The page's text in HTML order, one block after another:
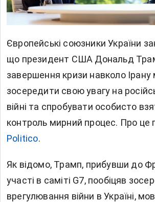
Європейські союзники України
що президент США Дональд
завершення кризи навколо
зосередити свою увагу на
війні та спробувати особисто
контроль мирний процес. Про це
Politico.
Як відомо, Трамп, прибувши до
участі в саміті G7, пообіцяв
врегулювання війни в Україні,